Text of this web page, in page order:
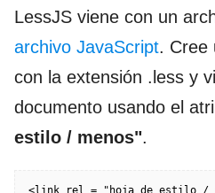
LessJS viene con un
archivo JavaScript. Cree
con la extensión .less y
documento usando el
estilo / menos".
<link rel = "hoja de estilo /